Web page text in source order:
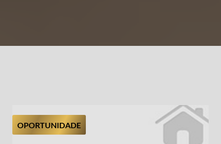
OPORTUNIDADE